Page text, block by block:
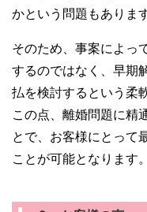
かという問題もあります
そのため、事案によっ
するのではなく、早期
払を検討するという柔
この点、離婚問題に精
とで、お客様にとって
ことが可能となります。